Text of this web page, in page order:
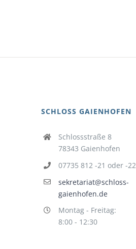
SCHLOSS GAIENHOFEN
Schlossstraße 8
78343 Gaienhofen
07735 812 -21 oder -22
sekretariat@schloss-
gaienhofen.de
Montag - Freitag:
8:00 - 12:30